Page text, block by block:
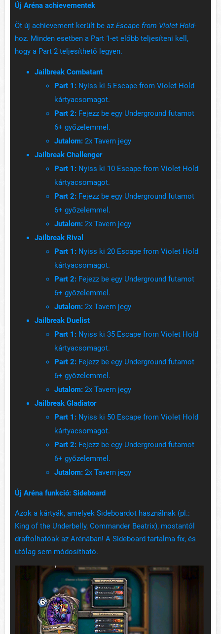
Új Aréna achievementek
Öt új achievement került be az Escape from Violet Hold-
hoz. Minden esetben a Part 1-et előbb teljesíteni kell,
hogy a Part 2 teljesíthető legyen.
Jailbreak Combatant
Part 1: Nyiss ki 5 Escape from Violet Hold
kártyacsomagot.
Part 2: Fejezz be egy Underground futamot
6+ győzelemmel.
Jutalom: 2x Tavern jegy
Jailbreak Challenger
Part 1: Nyiss ki 10 Escape from Violet Hold
kártyacsomagot.
Part 2: Fejezz be egy Underground futamot
6+ győzelemmel.
Jutalom: 2x Tavern jegy
Jailbreak Rival
Part 1: Nyiss ki 20 Escape from Violet Hold
kártyacsomagot.
Part 2: Fejezz be egy Underground futamot
6+ győzelemmel.
Jutalom: 2x Tavern jegy
Jailbreak Duelist
Part 1: Nyiss ki 35 Escape from Violet Hold
kártyacsomagot.
Part 2: Fejezz be egy Underground futamot
6+ győzelemmel.
Jutalom: 2x Tavern jegy
Jailbreak Gladiator
Part 1: Nyiss ki 50 Escape from Violet Hold
kártyacsomagot.
Part 2: Fejezz be egy Underground futamot
6+ győzelemmel.
Jutalom: 2x Tavern jegy
Új Aréna funkció: Sideboard
Azok a kártyák, amelyek Sideboardot használnak (pl.:
King of the Underbelly, Commander Beatrix), mostantól
draftolhatóak az Arénában! A Sideboard tartalma fix, és
utólag sem módosítható.